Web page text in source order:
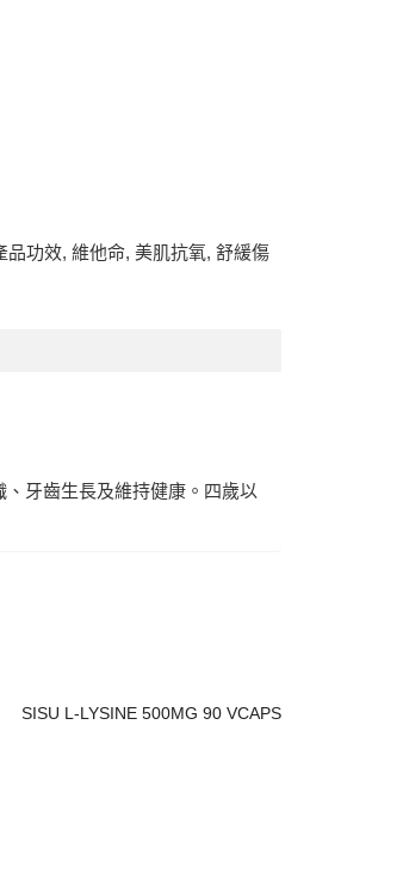
品功效, 維他命, 美肌抗氧, 舒緩傷
牙齒生長及維持健康。四歲以
SISU L-LYSINE 500MG 90 VCAPS